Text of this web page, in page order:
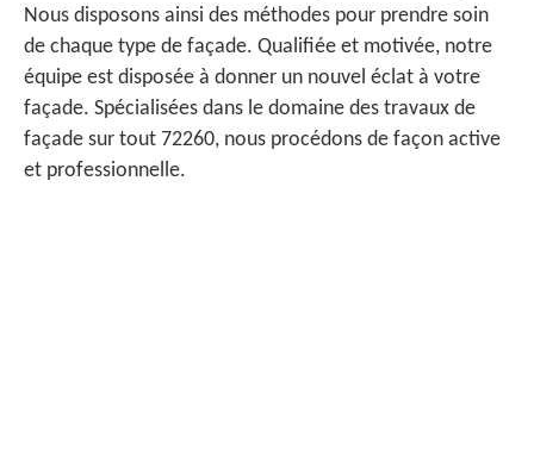
Nous disposons ainsi des méthodes pour prendre soin
de chaque type de façade. Qualifiée et motivée, notre
équipe est disposée à donner un nouvel éclat à votre
façade. Spécialisées dans le domaine des travaux de
façade sur tout 72260, nous procédons de façon active
et professionnelle.